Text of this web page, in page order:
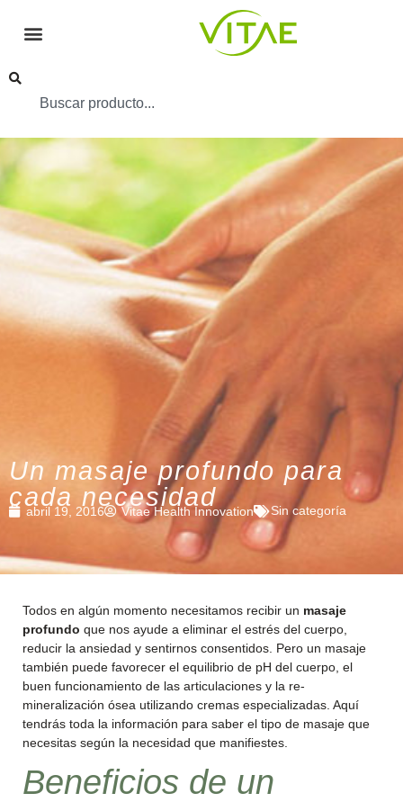
Un masaje profundo para
cada necesidad
abril 19, 2016 Vitae Health Innovation Sin categoría
Todos en algún momento necesitamos recibir un masaje
profundo que nos ayude a eliminar el estrés del cuerpo,
reducir la ansiedad y sentirnos consentidos. Pero un masaje
también puede favorecer el equilibrio de pH del cuerpo, el
buen funcionamiento de las articulaciones y la re-
mineralización ósea utilizando cremas especializadas. Aquí
tendrás toda la información para saber el tipo de masaje que
necesitas según la necesidad que manifiestes.
Beneficios de un